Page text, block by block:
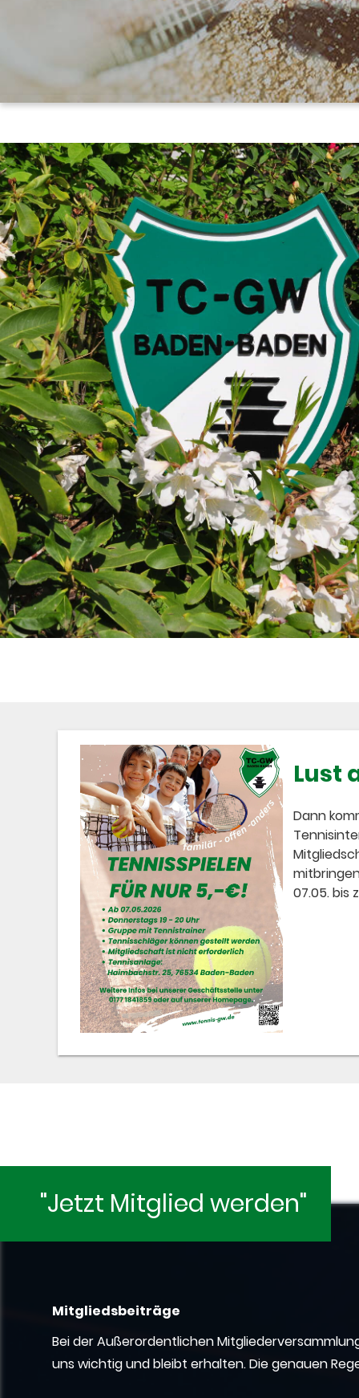
Lust
Dann
07.05. bis
"Jetzt Mitglied werden"
Mitgliedsbeiträge
Bei der Außerordentlichen
uns wichtig und bleibt erhalten.Die genauen